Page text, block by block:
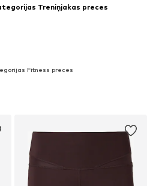
Treniņjakas preces
Fitness preces